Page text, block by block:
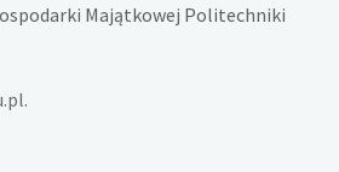
Majątkowej Politechniki
.